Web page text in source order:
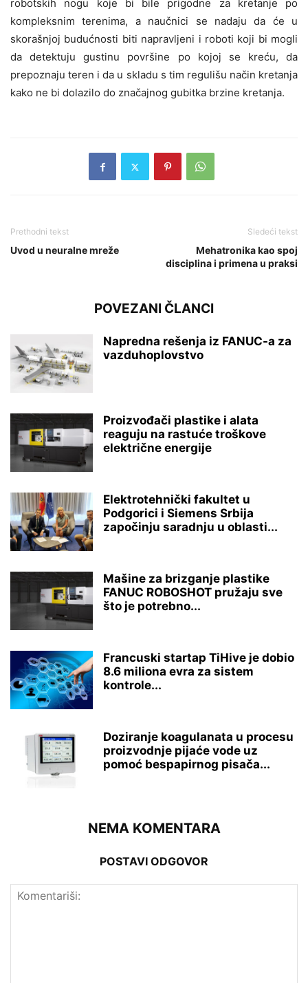
robotskih nogu koje bi bile prigodne za kretanje po
kompleksnim terenima, a naučnici se nadaju da će u
skorašnjoj budućnosti biti napravljeni i roboti koji bi mogli
da detektuju gustinu površine po kojoj se kreću, da
prepoznaju teren i da u skladu s tim regulišu način kretanja
kako ne bi dolazilo do značajnog gubitka brzine kretanja.
Prethodni tekst
Uvod u neuralne mreže
Sledeći tekst
Mehatronika kao spoj
disciplina i primena u praksi
POVEZANI ČLANCI
Napredna rešenja iz FANUC-a za
vazduhoplovstvo
Proizvođači plastike i alata
reaguju na rastuće troškove
električne energije
Elektrotehnički fakultet u
Podgorici i Siemens Srbija
započinju saradnju u oblasti...
Mašine za brizganje plastike
FANUC ROBOSHOT pružaju sve
što je potrebno...
Francuski startap TiHive je dobio
8.6 miliona evra za sistem
kontrole...
Doziranje koagulanata u procesu
proizvodnje pijaće vode uz
pomoć bespapirnog pisača...
NEMA KOMENTARA
POSTAVI ODGOVOR